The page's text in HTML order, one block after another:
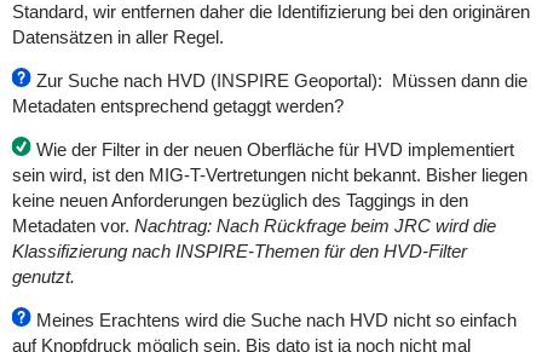
Standard, wir entfernen daher die Identifizierung bei den originären
Datensätzen in aller Regel.
Zur Suche nach HVD (INSPIRE Geoportal): Müssen dann die
Metadaten entsprechend getaggt werden?
Wie der Filter in der neuen Oberfläche für HVD implementiert
sein wird, ist den MIG-T-Vertretungen nicht bekannt. Bisher liegen
keine neuen Anforderungen bezüglich des Taggings in den
Metadaten vor. Nachtrag: Nach Rückfrage beim JRC wird die
Klassifizierung nach INSPIRE-Themen für den HVD-Filter
genutzt.
Meines Erachtens wird die Suche nach HVD nicht so einfach
auf Knopfdruck möglich sein. Bis dato ist ja noch nicht mal